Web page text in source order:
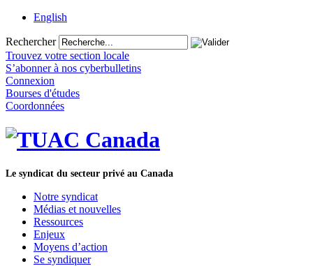
English
Rechercher
Trouvez votre section locale
S’abonner à nos cyberbulletins
Connexion
Bourses d'études
Coordonnées
Le syndicat du secteur privé au Canada
Notre syndicat
Médias et nouvelles
Ressources
Enjeux
Moyens d’action
Se syndiquer